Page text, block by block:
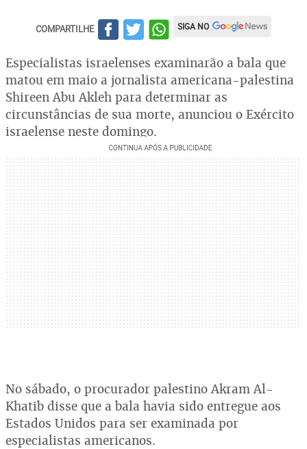
COMPARTILHE SIGA NO
Especialistas israelenses examinarão a bala que
matou em maio a jornalista americana-palestina
Shireen Abu Akleh para determinar as
circunstâncias de sua morte, anunciou o Exército
israelense neste domingo.
No sábado, o procurador palestino Akram Al-
Khatib disse que a bala havia sido entregue aos
Estados Unidos para ser examinada por
especialistas americanos.